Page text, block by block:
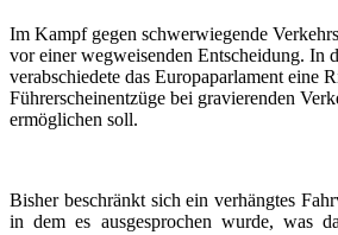
Im Kampf gegen schwerwiegende
vor einer wegweisenden Entscheidung. In
verabschiedete das Europaparlament eine
Führerscheinentzüge bei gravierenden
ermöglichen soll.
Bisher beschränkt sich ein verhängtes
in dem es ausgesprochen wurde, was